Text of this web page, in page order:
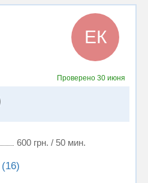
ЕК
Проверено 30 июня
600 грн. / 50 мин.